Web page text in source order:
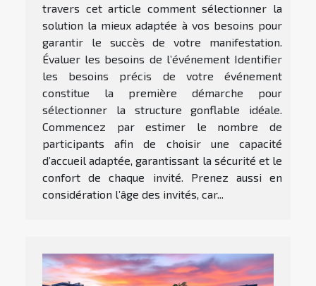
travers cet article comment sélectionner la
solution la mieux adaptée à vos besoins pour
garantir le succès de votre manifestation.
Évaluer les besoins de l’événement Identifier
les besoins précis de votre événement
constitue la première démarche pour
sélectionner la structure gonflable idéale.
Commencez par estimer le nombre de
participants afin de choisir une capacité
d’accueil adaptée, garantissant la sécurité et le
confort de chaque invité. Prenez aussi en
considération l’âge des invités, car...